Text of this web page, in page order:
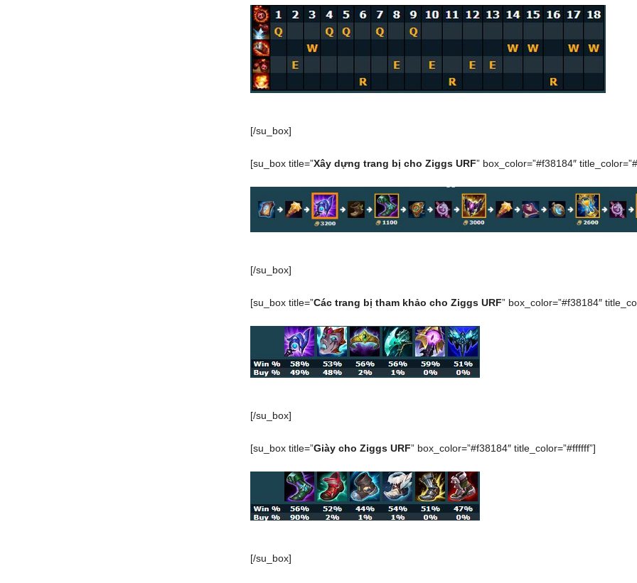
[/su_box]
[su_box title=”Xây dựng trang bị cho Ziggs URF” box_color=”#f38184″
[/su_box]
[su_box title=”Các trang bị tham khảo cho Ziggs URF” box_color=”#f38184″
[/su_box]
[su_box title=”Giày cho Ziggs URF” box_color=”#f38184″ title_color=”#ffffff”]
[/su_box]